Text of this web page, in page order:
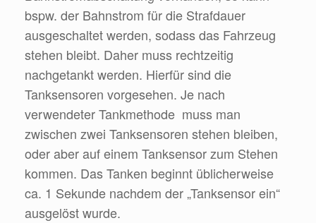
bspw. der Bahnstrom für die Strafdauer
ausgeschaltet werden, sodass das Fahrzeug
stehen bleibt. Daher muss rechtzeitig
nachgetankt werden. Hierfür sind die
Tanksensoren vorgesehen. Je nach
verwendeter Tankmethode muss man
zwischen zwei Tanksensoren stehen bleiben,
oder aber auf einem Tanksensor zum Stehen
kommen. Das Tanken beginnt üblicherweise
ca. 1 Sekunde nachdem der „Tanksensor ein“
ausgelöst wurde.